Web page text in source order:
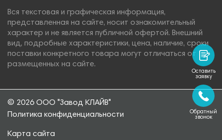
Вся текстовая и графическая информация,
представленная на сайте, носит ознакомительный
характер и не является публичной офертой. Внешний
вид, подробные характеристики, цена, наличие, сроки
поставки конкретного товара могут отличаться от
размещенных на сайте.
© 2026 ООО "Завод КЛАЙВ"
Политика конфиденциальности
Карта сайта
Оставить
заявку
Обратный
звонок